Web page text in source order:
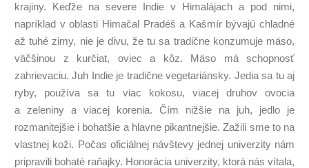
krajiny. Keďže na severe Indie v Himalájach a pod nimi,
napríklad v oblasti Himačal Pradéš a Kašmír bývajú chladné
až tuhé zimy, nie je divu, že tu sa tradične konzumuje mäso,
väčšinou z kurčiat, oviec a kôz. Mäso má schopnosť
zahrievaciu. Juh Indie je tradične vegetariánsky. Jedia sa tu aj
ryby, používa sa tu viac kokosu, viacej druhov ovocia
a zeleniny a viacej korenia. Čím nižšie na juh, jedlo je
rozmanitejšie i bohatšie a hlavne pikantnejšie. Zažili sme to na
vlastnej koži. Počas oficiálnej návštevy jednej univerzity nám
pripravili bohaté raňajky. Honorácia univerzity, ktorá nás vítala,